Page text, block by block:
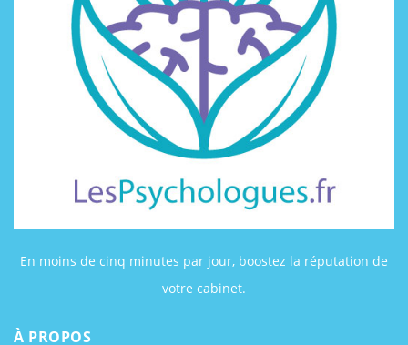
En moins de cinq minutes par jour, boostez la réputation de
votre cabinet.
À PROPOS